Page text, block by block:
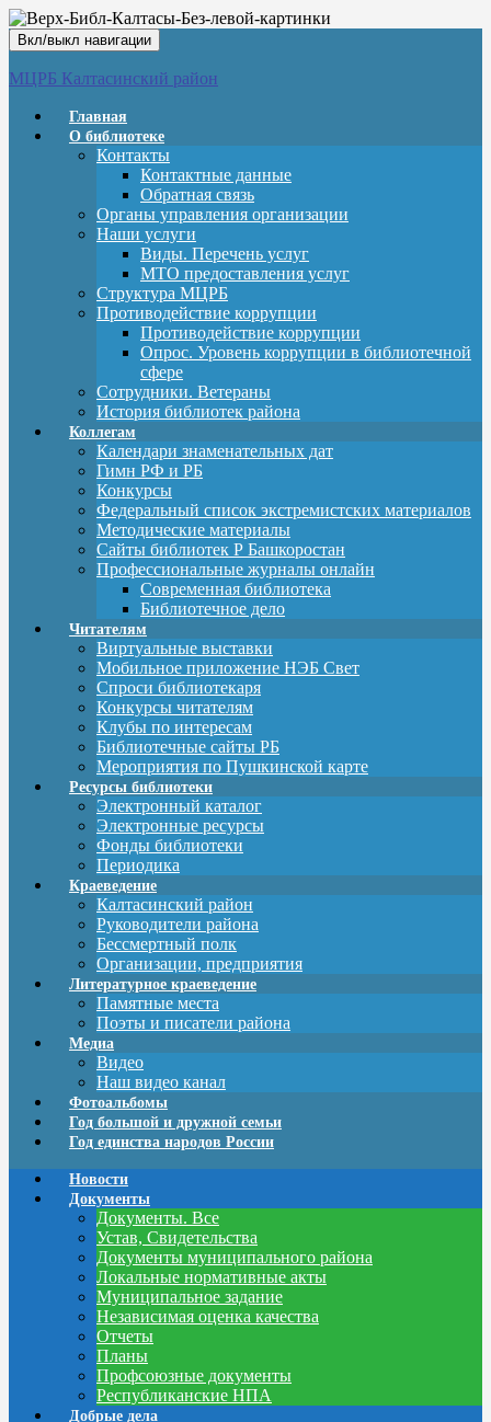
Вкл/выкл навигации
МЦРБ Калтасинский район
Главная
О библиотеке
Контакты
Контактные данные
Обратная связь
Органы управления организации
Наши услуги
Виды. Перечень услуг
МТО предоставления услуг
Структура МЦРБ
Противодействие коррупции
Противодействие коррупции
Опрос. Уровень коррупции в библиотечной
сфере
Сотрудники. Ветераны
История библиотек района
Коллегам
Календари знаменательных дат
Гимн РФ и РБ
Конкурсы
Федеральный список экстремистских материалов
Методические материалы
Сайты библиотек Р Башкоростан
Профессиональные журналы онлайн
Современная библиотека
Библиотечное дело
Читателям
Виртуальные выставки
Мобильное приложение НЭБ Свет
Спроси библиотекаря
Конкурсы читателям
Клубы по интересам
Библиотечные сайты РБ
Мероприятия по Пушкинской карте
Ресурсы библиотеки
Электронный каталог
Электронные ресурсы
Фонды библиотеки
Периодика
Краеведение
Калтасинский район
Руководители района
Бессмертный полк
Организации, предприятия
Литературное краеведение
Памятные места
Поэты и писатели района
Медиа
Видео
Наш видео канал
Фотоальбомы
Год большой и дружной семьи
Год единства народов России
Новости
Документы
Документы. Все
Устав, Свидетельства
Документы муниципального района
Локальные нормативные акты
Муниципальное задание
Независимая оценка качества
Отчеты
Планы
Профсоюзные документы
Республиканские НПА
Добрые дела